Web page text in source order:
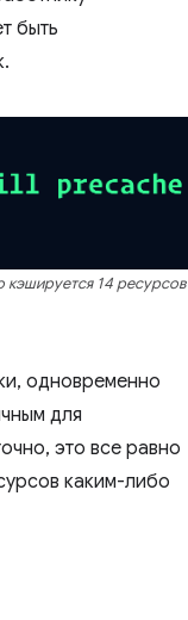
быть
кэшируется 14 ресурсов
одновременно
для
это все равно
каким-либо